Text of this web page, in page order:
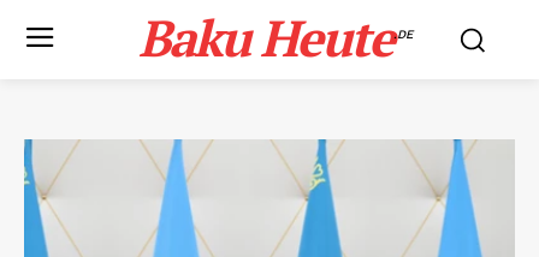
Baku Heute.DE